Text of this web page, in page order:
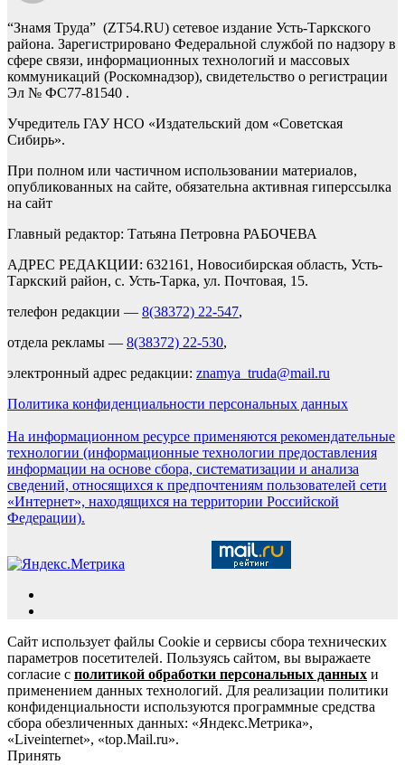
“Знамя Труда” (ZT54.RU) сетевое издание Усть-Таркского
района. Зарегистрировано Федеральной службой по надзору в
сфере связи, информационных технологий и массовых
коммуникаций (Роскомнадзор), свидетельство о регистрации
Эл № ФС77-81540 .
Учредитель ГАУ НСО «Издательский дом «Советская
Сибирь».
При полном или частичном использовании материалов,
опубликованных на сайте, обязательна активная гиперссылка
на сайт
Главный редактор: Татьяна Петровна РАБОЧЕВА
АДРЕС РЕДАКЦИИ: 632161, Новосибирская область, Усть-
Таркский район, с. Усть-Тарка, ул. Почтовая, 15.
телефон редакции — 8(38372) 22-547,
отдела рекламы — 8(38372) 22-530,
электронный адрес редакции: znamya_truda@mail.ru
Политика конфиденциальности персональных данных
На информационном ресурсе применяются рекомендательные
технологии (информационные технологии предоставления
информации на основе сбора, систематизации и анализа
сведений, относящихся к предпочтениям пользователей сети
«Интернет», находящихся на территории Российской
Федерации).
Сайт использует файлы Cookie и сервисы сбора технических
параметров посетителей. Пользуясь сайтом, вы выражаете
согласие с политикой обработки персональных данных и
применением данных технологий. Для реализации политики
конфиденциальности используются программные средства
сбора обезличенных данных: «Яндекс.Метрика»,
«Liveinternet», «top.Mail.ru».
Принять